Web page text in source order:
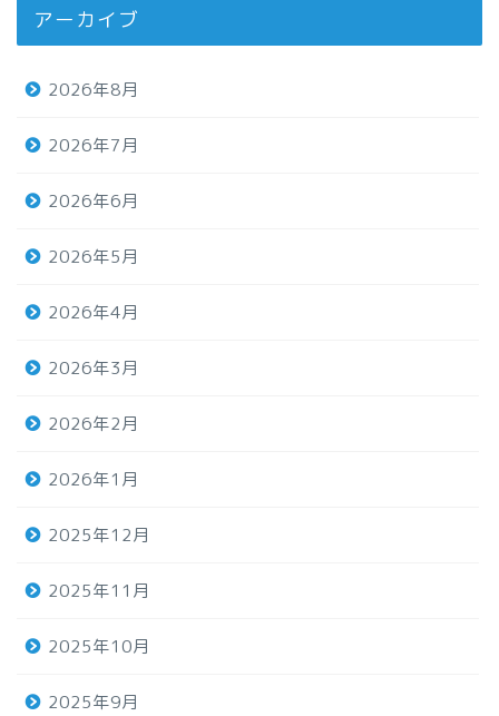
アーカイブ
2026年8月
2026年7月
2026年6月
2026年5月
2026年4月
2026年3月
2026年2月
2026年1月
2025年12月
2025年11月
2025年10月
2025年9月